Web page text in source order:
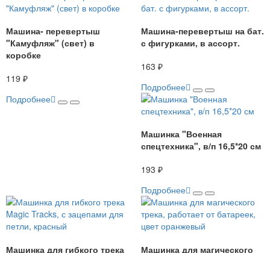
Машина- перевертыш
"Камуфляж" (свет) в
коробке
119 ₽
Подробнее
Машина-перевертыш на бат.
с фигурками, в ассорт.
163 ₽
Подробнее
Машинка "Военная
спецтехника", в/п 16,5*20 см
193 ₽
Подробнее
Машинка для гибкого трека
Машинка для магического